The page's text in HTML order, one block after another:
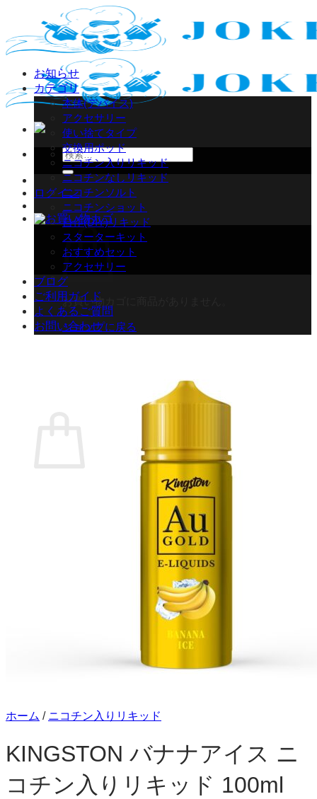
content
検
索
対
象:
ログイン
お買い物カゴに商品がありません。
ショップに戻る
お買い物カゴに商品がありません。
お知らせ
カテゴリ
本体(デバイス)
アクセサリー
使い捨てタイプ
交換用ポッド
ニコチン入りリキッド
ニコチンなしリキッド
ニコチンソルト
ニコチンショット
自作(DIY)リキッド
スターターキット
おすすめセット
アクセサリー
ブログ
ご利用ガイド
よくあるご質問
お問い合わせ
ホーム / ニコチン入りリキッド
KINGSTON バナナアイス ニ
コチン入りリキッド 100ml